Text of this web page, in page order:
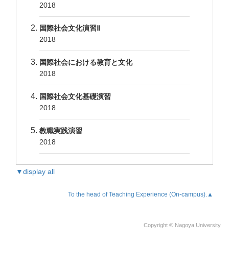
2018
国際社会文化演習Ⅱ
2018
国際社会における教育と文化
2018
国際社会文化基礎演習
2018
教職実践演習
2018
▼display all
To the head of Teaching Experience (On-campus).▲
Copyright © Nagoya University